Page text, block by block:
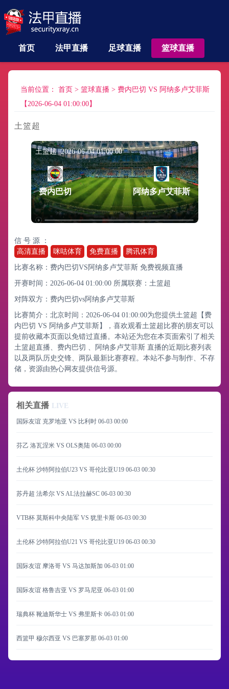
首页 法甲直播 足球直播 篮球直播
当前位置： 首页 > 篮球直播 > 费内巴切 VS 阿纳多卢艾菲斯
【2026-06-04 01:00:00】
土篮超
土篮超 2026-06-04 01:00:00
费内巴切 阿纳多卢艾菲斯
信 号 源 ：
高清直播
咪咕体育 免费直播 腾讯体育
比赛名称：费内巴切VS阿纳多卢艾菲斯 免费视频直播
开赛时间：2026-06-04 01:00:00 所属联赛： 土篮超
对阵双方：费内巴切vs阿纳多卢艾菲斯
比赛简介：北京时间：2026-06-04 01:00:00为您提供土篮超【费
内巴切 VS 阿纳多卢艾菲斯】，喜欢观看土篮超比赛的朋友可以
提前收藏本页面以免错过直播。本站还为您在本页面索引了相关
土篮超直播、费内巴切 、阿纳多卢艾菲斯 直播的近期比赛列表
以及两队历史交锋、两队最新比赛赛程。本站不参与制作、不存
储，资源由热心网友提供信号源。
相关直播 LIVE
国际友谊 克罗地亚 VS 比利时 06-03 00:00
芬乙 洛瓦涅米 VS OLS奥陆 06-03 00:00
土伦杯 沙特阿拉伯U23 VS 哥伦比亚U19 06-03 00:30
苏丹超 法希尔 VS AL法拉赫SC 06-03 00:30
VTB杯 莫斯科中央陆军 VS 犹里卡斯 06-03 00:30
土伦杯 沙特阿拉伯U21 VS 哥伦比亚U19 06-03 00:30
国际友谊 摩洛哥 VS 马达加斯加 06-03 01:00
国际友谊 格鲁吉亚 VS 罗马尼亚 06-03 01:00
瑞典杯 靴迪斯华士 VS 弗里斯卡 06-03 01:00
西篮甲 穆尔西亚 VS 巴塞罗那 06-03 01:00